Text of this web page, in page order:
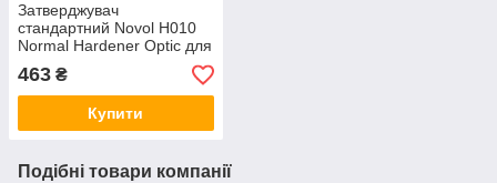
Затверджувач
стандартний Novol H010
Normal Hardener Optic для
акрилової автоемалі 2K
Optic Acryl 400мл
463 ₴
Купити
Подібні товари компанії